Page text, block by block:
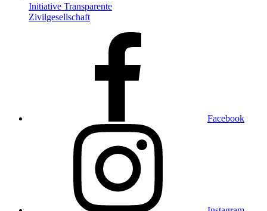
Initiative Transparente
Zivilgesellschaft
Facebook